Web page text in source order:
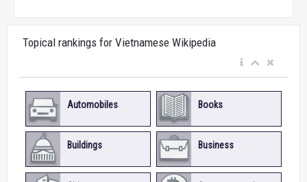
Topical rankings for Vietnamese Wikipedia
Automobiles Books
Buildings Business